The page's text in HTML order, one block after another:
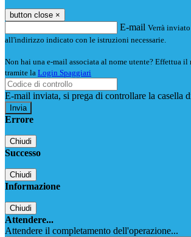
button close ×
E-mail Verrà
all'indirizzo indicato con le istruzioni necessarie.
Non hai una e-mail associata al nome utente? Effettua il
tramite la Login Spaggiari
E-mail inviata, si prega di controllare la casella
Errore
Chiudi
Successo
Chiudi
Informazione
Chiudi
Attendere...
Attendere il completamento dell'operazione...